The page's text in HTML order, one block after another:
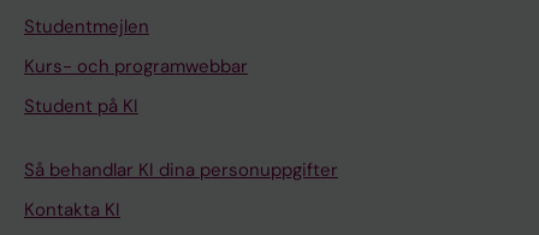
Studentmejlen
Kurs- och programwebbar
Student på KI
Så behandlar KI dina personuppgifter
Kontakta KI